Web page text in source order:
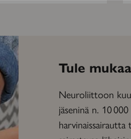
Tule
Neuroliittoon
jäseninä n. 10
harvinaissairautta